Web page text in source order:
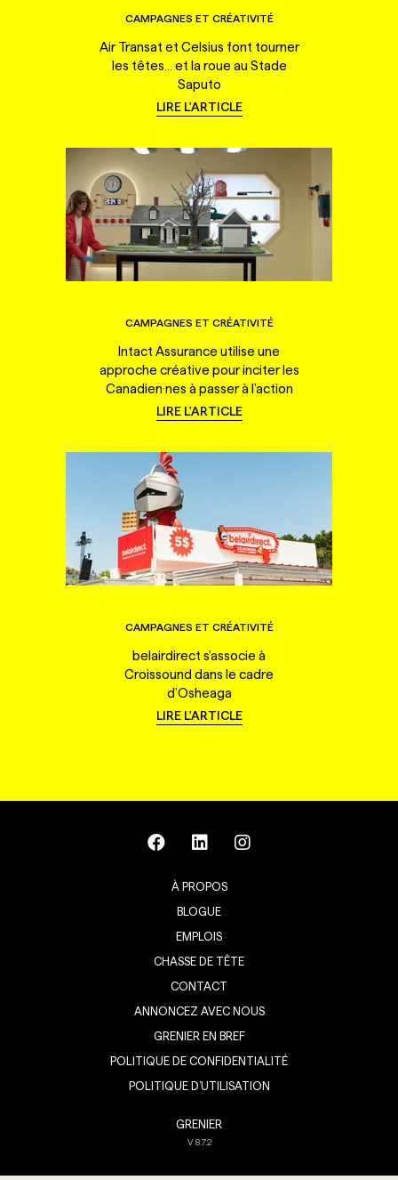
CAMPAGNES ET CRÉATIVITÉ
Air Transat et Celsius font tourner
les têtes... et la roue au Stade
Saputo
LIRE L'ARTICLE
CAMPAGNES ET CRÉATIVITÉ
Intact Assurance utilise une
approche créative pour inciter les
Canadien·nes à passer à l'action
LIRE L'ARTICLE
CAMPAGNES ET CRÉATIVITÉ
belairdirect s'associe à
Croissound dans le cadre
d'Osheaga
LIRE L'ARTICLE
À PROPOS
BLOGUE
EMPLOIS
CHASSE DE TÊTE
CONTACT
ANNONCEZ AVEC NOUS
GRENIER EN BREF
POLITIQUE DE CONFIDENTIALITÉ
POLITIQUE D’UTILISATION
GRENIER
V8.7.2